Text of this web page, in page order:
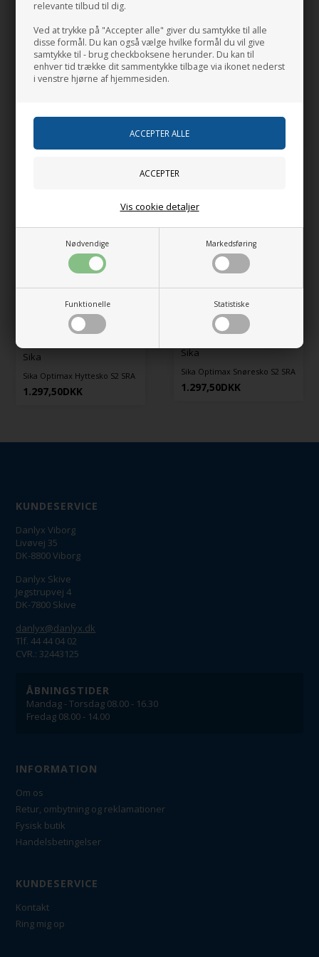
relevante tilbud til dig.
Ved at trykke på "Accepter alle" giver du samtykke til alle
disse formål. Du kan også vælge hvilke formål du vil give
samtykke til - brug checkboksene herunder. Du kan til
enhver tid trække dit sammentykke tilbage via ikonet nederst
i venstre hjørne af hjemmesiden.
Nødvendige Markedsføring
Funktionelle Statistiske
Vis cookie detaljer
- +
Relaterede produkter
Sika
Sika Optimax Hyttesko S2 SRA
1.297,50DKK
Sika
Sika Optimax Snøresko S2 SRA
1.297,50DKK
KUNDESERVICE
Danlyx Viborg
Livøvej 35
DK-8800 Viborg
Danlyx Skive
Jegstrupvej 4
DK-7800 Skive
danlyx@danlyx.dk
Tlf. 44 44 04 02
CVR.: 32443125
ÅBNINGSTIDER
Mandag - Torsdag 08.00 - 16.30
Fredag 08.00 - 14.00
INFORMATION
Om os
Retur, ombytning og reklamationer
Fysisk butik
Handelsbetingelser
KUNDESERVICE
Kontakt
Ring mig op